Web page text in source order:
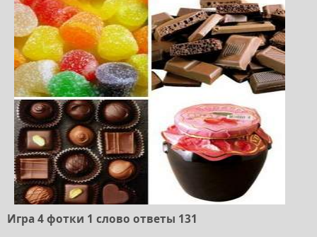
Игра 4 фотки 1 слово ответы 131